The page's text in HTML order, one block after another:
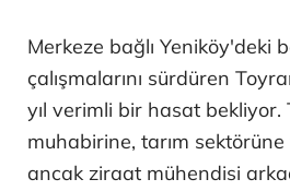
Merkeze bağlı Yeniköy'deki
çalışmalarını sürdüren
yıl verimli bir hasat bekliyor.
muhabirine, tarım
ancak ziraat mühendisi